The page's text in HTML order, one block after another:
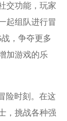
交功能，玩家
起组队进行冒
，争夺更多
加游戏的乐
险时刻。在这
，挑战各种强